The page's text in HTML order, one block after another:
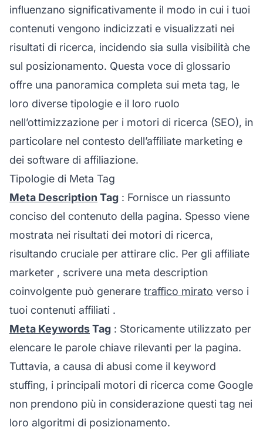
influenzano significativamente il modo in cui i tuoi
contenuti vengono indicizzati e visualizzati nei
risultati di ricerca, incidendo sia sulla visibilità che
sul posizionamento. Questa voce di glossario
offre una panoramica completa sui meta tag, le
loro diverse tipologie e il loro ruolo
nell’ottimizzazione per i motori di ricerca (SEO), in
particolare nel contesto dell’affiliate marketing e
dei software di affiliazione.
Tipologie di Meta Tag
Meta Description Tag : Fornisce un riassunto
conciso del contenuto della pagina. Spesso viene
mostrata nei risultati dei motori di ricerca,
risultando cruciale per attirare clic. Per gli affiliate
marketer , scrivere una meta description
coinvolgente può generare traffico mirato verso i
tuoi contenuti affiliati .
Meta KeywordsTag : Storicamente utilizzato per
elencare le parole chiave rilevanti per la pagina.
Tuttavia, a causa di abusi come il keyword
stuffing, i principali motori di ricerca come Google
non prendono più in considerazione questi tag nei
loro algoritmi di posizionamento.